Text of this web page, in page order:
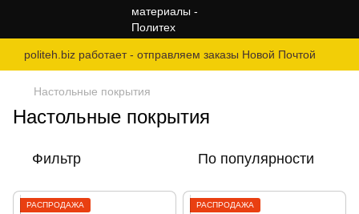
politeh.biz работает - отправляем заказы Новой Почтой
Настольные покрытия
Настольные покрытия
Фильтр По популярности
РАСПРОДАЖА
РАСПРОДАЖА